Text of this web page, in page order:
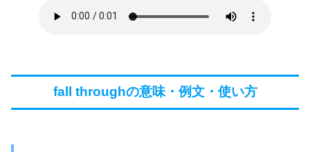
fall throughの意味・例文・使い方